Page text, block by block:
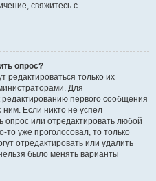
свяжитесь с
опрос?
редактироваться только их
Для
первого сообщения
ним. Если никто не успел
опрос или отредактировать любой
то уже проголосовал, то только
отредактировать или удалить
было менять варианты